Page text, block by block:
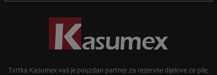
Tvrtka Kasumex vaš je pouzdan partner za rezervne dijelove za pile,